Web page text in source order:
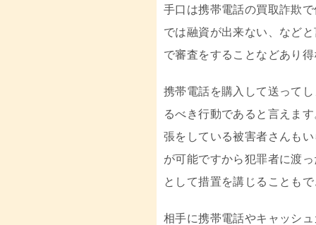
手口は携帯電話の買取詐欺
では融資が出来ない、など
で審査をすることなどあり得
携帯電話を購入して送って
るべき行動であると言えま
張をしている被害者さんも
が可能ですから犯罪者に渡
として措置を講じることもで
相手に携帯電話やキャッシ